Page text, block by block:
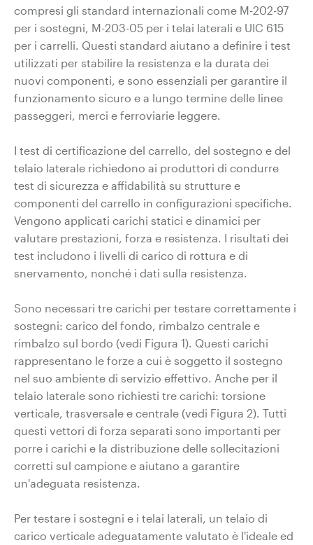
compresi gli standard internazionali come M-202-97
per i sostegni, M-203-05 per i telai laterali e UIC 615
per i carrelli. Questi standard aiutano a definire i test
utilizzati per stabilire la resistenza e la durata dei
nuovi componenti, e sono essenziali per garantire il
funzionamento sicuro e a lungo termine delle linee
passeggeri, merci e ferroviarie leggere.
I test di certificazione del carrello, del sostegno e del
telaio laterale richiedono ai produttori di condurre
test di sicurezza e affidabilità su strutture e
componenti del carrello in configurazioni specifiche.
Vengono applicati carichi statici e dinamici per
valutare prestazioni, forza e resistenza. I risultati dei
test includono i livelli di carico di rottura e di
snervamento, nonché i dati sulla resistenza.
Sono necessari tre carichi per testare correttamente i
sostegni: carico del fondo, rimbalzo centrale e
rimbalzo sul bordo (vedi Figura 1). Questi carichi
rappresentano le forze a cui è soggetto il sostegno
nel suo ambiente di servizio effettivo. Anche per il
telaio laterale sono richiesti tre carichi: torsione
verticale, trasversale e centrale (vedi Figura 2). Tutti
questi vettori di forza separati sono importanti per
porre i carichi e la distribuzione delle sollecitazioni
corretti sul campione e aiutano a garantire
un'adeguata resistenza.
Per testare i sostegni e i telai laterali, un telaio di
carico verticale adeguatamente valutato è l'ideale ed